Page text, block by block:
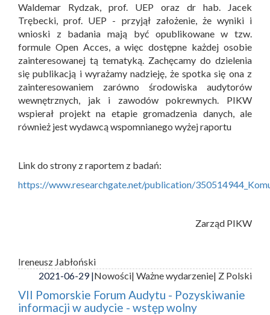
Waldemar Rydzak, prof. UEP oraz dr hab. Jacek
Trębecki, prof. UEP - przyjął założenie, że wyniki i
wnioski z badania mają być opublikowane w tzw.
formule Open Acces, a więc dostępne każdej osobie
zainteresowanej tą tematyką. Zachęcamy do dzielenia
się publikacją i wyrażamy nadzieję, że spotka się ona z
zainteresowaniem zarówno środowiska audytorów
wewnętrznych, jak i zawodów pokrewnych. PIKW
wspierał projekt na etapie gromadzenia danych, ale
również jest wydawcą wspomnianego wyżej raportu
Link do strony z raportem z badań:
https://www.researchgate.net/publication/
Zarząd PIKW
Ireneusz Jabłoński
2021-06-29 |Nowości| Ważne wydarzenie| Z Polski
VII Pomorskie Forum Audytu - Pozyskiwanie
informacji w audycie - wstęp wolny